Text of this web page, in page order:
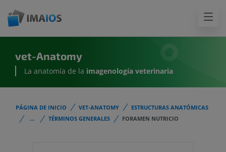
vet-Anatomy
La anatomía de la imagenología veterinaria
PÁGINA DE INICIO VET-ANATOMY
ESTRUCTURAS ANATÓMICAS
...
TÉRMINOS GENERALES FORAMEN NUTRICIO